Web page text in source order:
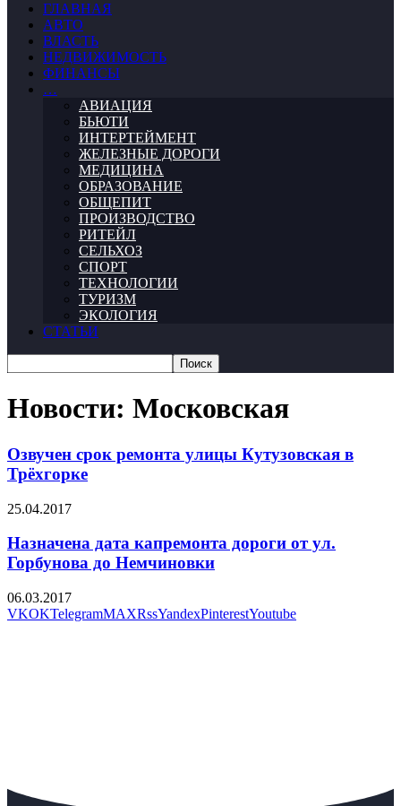
ГЛАВНАЯ
АВТО
ВЛАСТЬ
НЕДВИЖИМОСТЬ
ФИНАНСЫ
…
АВИАЦИЯ
БЬЮТИ
ИНТЕРТЕЙМЕНТ
ЖЕЛЕЗНЫЕ ДОРОГИ
МЕДИЦИНА
ОБРАЗОВАНИЕ
ОБЩЕПИТ
ПРОИЗВОДСТВО
РИТЕЙЛ
СЕЛЬХОЗ
СПОРТ
ТЕХНОЛОГИИ
ТУРИЗМ
ЭКОЛОГИЯ
СТАТЬИ
Новости: Московская
Озвучен срок ремонта улицы Кутузовская в
Трёхгорке
25.04.2017
Назначена дата капремонта дороги от ул.
Горбунова до Немчиновки
06.03.2017
VKOKTelegramMAXRssYandexPinterestYoutube